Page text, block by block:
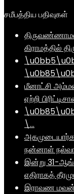
சமீபத்திய பதிவுகள்
கிராமத்தில்
மீனாட்சி
ஏற்றி
\…
நன்னாள்
இன்று 31-
எதிராகத்
இராவண